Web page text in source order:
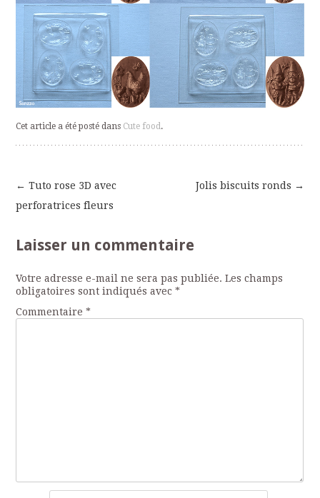
Cet article a été posté dans Cute food.
Navigation
des
articles
← Tuto rose 3D avec
perforatrices fleurs
Jolis biscuits ronds →
Laisser un commentaire
Votre adresse e-mail ne sera pas publiée. Les champs
obligatoires sont indiqués avec*
Commentaire*